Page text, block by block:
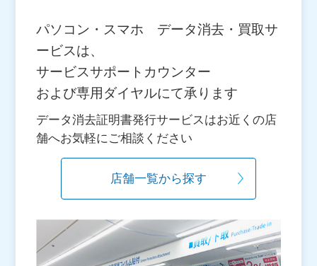
パソコン・スマホ データ消去・買取サ
ービスは、
サービスサポートカウンター
および専用ダイヤルにて承ります
データ消去証明書発行サービスはお近くの店
舗へお気軽にご相談ください
店舗一覧から探す